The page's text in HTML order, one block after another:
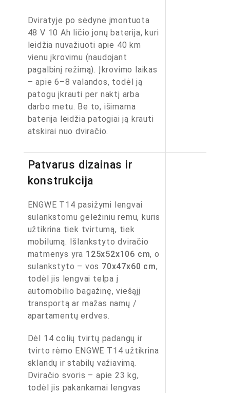
Dviratyje po sėdyne įmontuota
48 V 10 Ah ličio jonų baterija, kuri
leidžia nuvažiuoti apie 40 km
vienu įkrovimu (naudojant
pagalbinį režimą). Įkrovimo laikas
– apie 6–8 valandos, todėl ją
patogu įkrauti per naktį arba
darbo metu. Be to, išimama
baterija leidžia patogiai ją krauti
atskirai nuo dviračio.
Patvarus dizainas ir
konstrukcija
ENGWE T14 pasižymi lengvai
sulankstomu geležiniu rėmu, kuris
užtikrina tiek tvirtumą, tiek
mobilumą. Išlankstyto dviračio
matmenys yra 125x52x106 cm, o
sulankstyto – vos 70x47x60 cm,
todėl jis lengvai telpa į
automobilio bagažinę, viešąjį
transportą ar mažas namų /
apartamentų erdves.
Dėl 14 colių tvirtų padangų ir
tvirto rėmo ENGWE T14 užtikrina
sklandų ir stabilų važiavimą.
Dviračio svoris – apie 23 kg,
todėl jis pakankamai lengvas